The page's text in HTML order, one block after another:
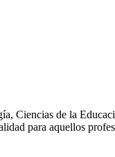
Ciencias de la
para aquellos